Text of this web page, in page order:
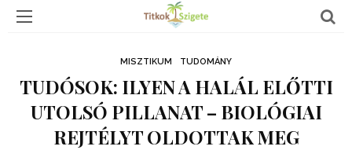
MISZTIKUM TUDOMÁNY
TUDÓSOK: ILYEN A HALÁL ELŐTTI
UTOLSÓ PILLANAT – BIOLÓGIAI
REJTÉLYT OLDOTTAK MEG